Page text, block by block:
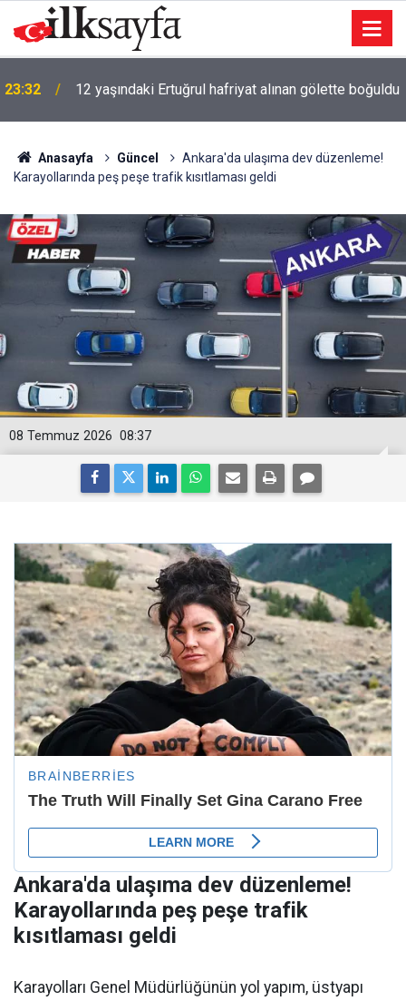
23:32 12 yaşındaki Ertuğrul hafriyat alınan gölette boğuldu
Anasayfa Güncel
Ankara'da ulaşıma dev düzenleme!
Karayollarında peş peşe trafik kısıtlaması geldi
08:37
08 Temmuz 2026
Ankara'da ulaşıma dev düzenleme!
Karayollarında peş peşe trafik
kısıtlaması geldi
Karayolları Genel Müdürlüğünün yol yapım, üstyapı